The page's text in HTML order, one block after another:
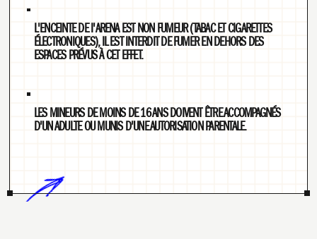
L'ENCEINTE DE I'ARENA EST NON FUMEUR (TABAC ET CIGARETTES
ÉLECTRONIQUES), IL EST INTERDIT DE FUMER EN DEHORS DES
ESPACES PRÉVUS À CET EFFET.
LES MINEURS DE MOINS DE 16 ANS DOIVENT ÊTRE ACCOMPAGNÉS
D'UN ADULTE OU MUNIS D'UNE AUTORISATION PARENTALE.​